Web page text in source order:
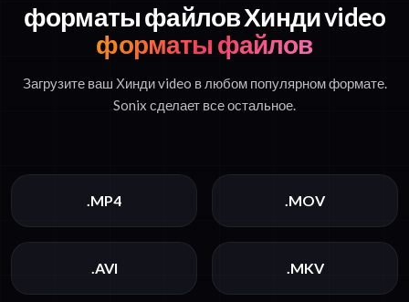
форматы файлов Хинди video
форматы файлов
Загрузите ваш Хинди video в любом популярном формате.
Sonix сделает все остальное.
.MP4 .MOV
.AVI .MKV